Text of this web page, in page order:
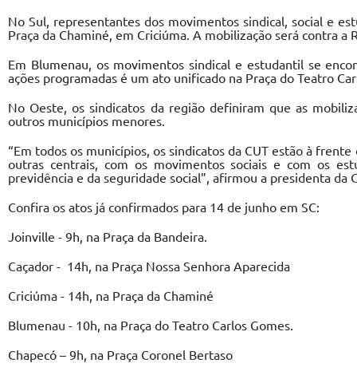
No Sul, representantes dos movimentos sindical, social e
Praça da Chaminé, em Criciúma. A mobilização será contra
Em Blumenau, os movimentos sindical e estudantil se
ações programadas é um ato unificado na Praça do Teatro
No Oeste, os sindicatos da região definiram que as
outros municípios menores.
“Em todos os municípios, os sindicatos da CUT estão à
outras centrais, com os movimentos sociais e com os
previdência e da seguridade social”, afirmou a presidenta da
Confira os atos já confirmados para 14 de junho em SC:
Joinville - 9h, na Praça da Bandeira.
Caçador - 14h, na Praça Nossa Senhora Aparecida
Criciúma - 14h, na Praça da Chaminé
Blumenau - 10h, na Praça do Teatro Carlos Gomes.
Chapecó – 9h, na Praça Coronel Bertaso